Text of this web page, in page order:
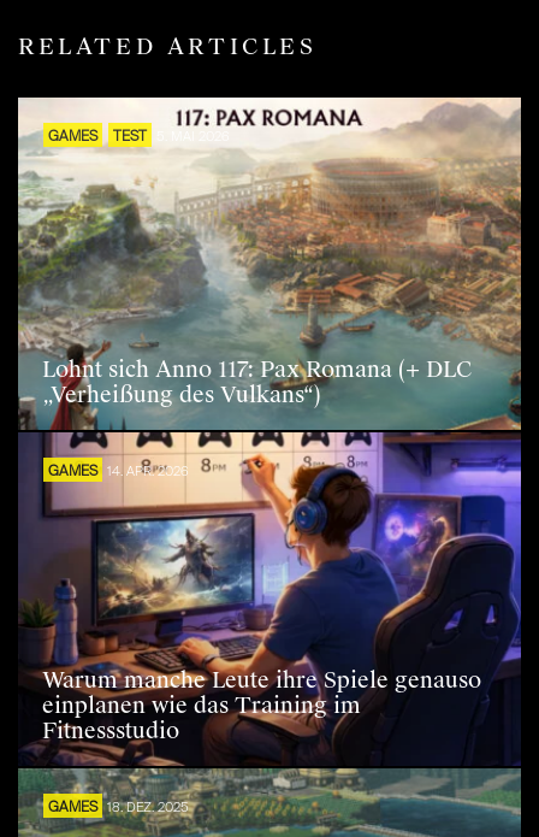
RELATED ARTICLES
GAMES TEST
Lohnt sich Anno 117: Pax Romana (+ DLC
„Verheißung des Vulkans“)
GAMES 14. APR. 2026
Warum manche Leute ihre Spiele genauso
einplanen wie das Training im
Fitnessstudio
GAMES 18. DEZ. 2025